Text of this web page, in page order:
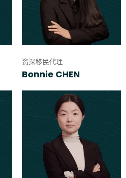
资深移民代理
Bonnie CHEN